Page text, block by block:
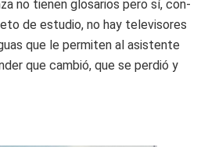
no tienen glosarios pero sí, con-
de estudio, no hay televisores
que le permiten al asistente
que cambió, que se perdió y